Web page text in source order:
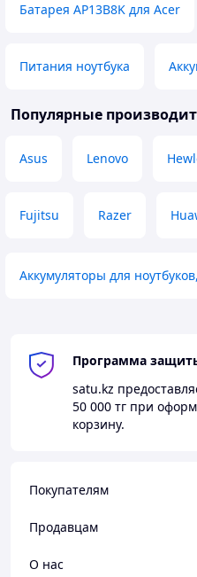
Батарея AP13B8K для Acer
Питания ноутбука
Популярные
Asus Lenovo
Fujitsu Razer
Аккумуляторы для
Программа
satu.kz
50 000 тг при
корзину.
Покупателям
Продавцам
О нас